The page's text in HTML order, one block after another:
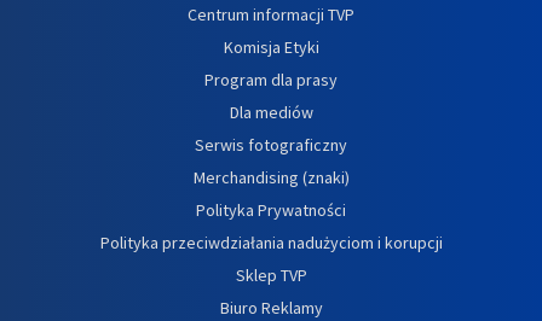
Centrum informacji TVP
Komisja Etyki
Program dla prasy
Dla mediów
Serwis fotograficzny
Merchandising (znaki)
Polityka Prywatności
Polityka przeciwdziałania nadużyciom i korupcji
Sklep TVP
Biuro Reklamy